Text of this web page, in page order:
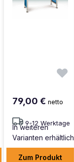
79,00 €netto
9-12 Werktage
In weiteren
Varianten erhältlich
Zum Produkt